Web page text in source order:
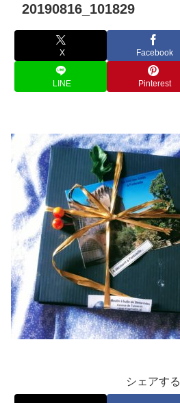
20190816_101829
X Facebook
LINE Pinterest
シェアする